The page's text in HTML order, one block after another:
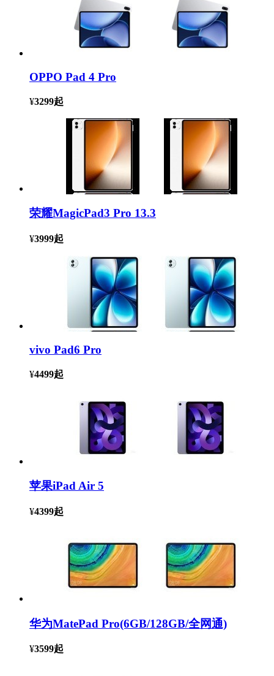
OPPO Pad 4 Pro
¥3299起
荣耀MagicPad3 Pro 13.3
¥3999起
vivo Pad6 Pro
¥4499起
苹果iPad Air 5
¥4399起
华为MatePad Pro(6GB/128GB/全网通)
¥3599起